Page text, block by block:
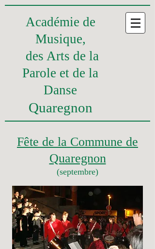
Académie de
Musique,
des Arts de la
Parole et de la
Danse
Quaregnon
Fête de la Commune de
Quaregnon
(septembre)